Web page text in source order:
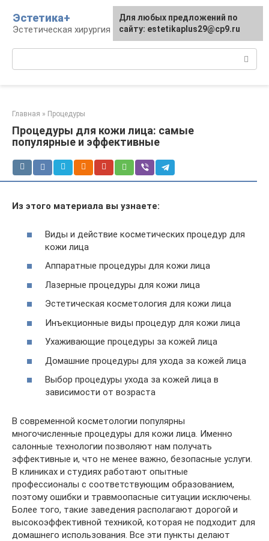
контенту
Эстетика+
Эстетическая хирургия и косметология
Главная » Процедуры
Процедуры для кожи лица: самые
популярные и эффективные
Из этого материала вы узнаете:
Виды и действие косметических процедур для
кожи лица
Аппаратные процедуры для кожи лица
Лазерные процедуры для кожи лица
Эстетическая косметология для кожи лица
Инъекционные виды процедур для кожи лица
Ухаживающие процедуры за кожей лица
Домашние процедуры для ухода за кожей лица
Выбор процедуры ухода за кожей лица в
зависимости от возраста
В современной косметологии популярны
многочисленные процедуры для кожи лица. Именно
салонные технологии позволяют нам получать
эффективные и, что не менее важно, безопасные услуги.
В клиниках и студиях работают опытные
профессионалы с соответствующим образованием,
поэтому ошибки и травмоопасные ситуации исключены.
Более того, такие заведения располагают дорогой и
высокоэффективной техникой, которая не подходит для
домашнего использования. Все эти пункты делают
Для любых предложений по
сайту: estetikaplus29@cp9.ru